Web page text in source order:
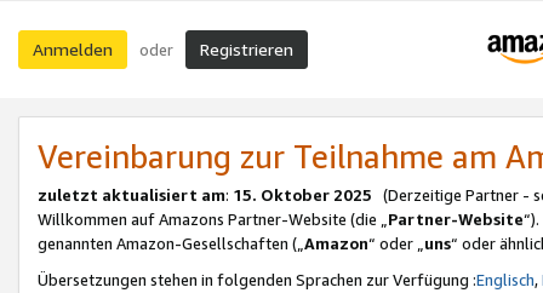
Anmelden oder Registrieren
Vereinbarung zur Teilnahme am
zuletzt aktualisiert am: 15. Oktober 2025 (Derzeitige Partner -
Willkommen auf Amazons Partner-Website (die „Partner-Website
genannten Amazon-Gesellschaften („Amazon“ oder „uns“ oder
Übersetzungen stehen in folgenden Sprachen zur Verfügung :Englisch,